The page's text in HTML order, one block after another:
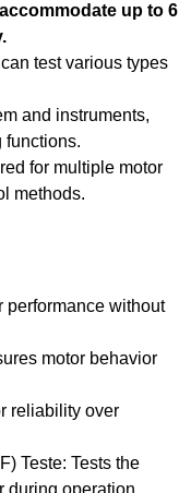
up to 6
.
test various types
and instruments,
functions.
for multiple motor
methods.
performance without
motor behavior
reliability over
) Teste: Tests the